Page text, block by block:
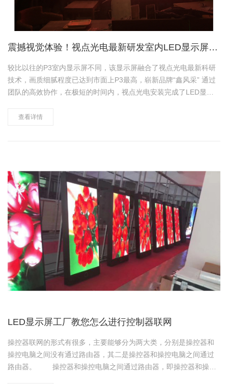
震撼视觉体验！视点光电最新研发室内LED显示屏成功在广州点亮
较比以往的P3室内显示屏不同，该显示屏融合了视点光电最新科研
技术，画质细腻程度已达到市面上P3最高，崭新品牌“鑫风采” 通过
团队的高效协作，在极短的时间内，视点光电安装完成了LED显示
示屏始终应付自如，从未"掉链"，以其高清高……
查看详情
LED显示屏工厂教您怎么进行控制器联网
操控器联网的形式有很多，主要能够分为两大类，分别是操控器和
操控电脑之间没有通过路由器，其二是操控器和操控电脑之间通过
路由器。 操控器和操控电脑之间通过路由器，即操控器和操控